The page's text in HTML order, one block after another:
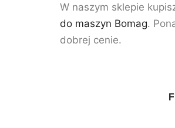
W naszym sklepie
do maszyn Bomag.
dobrej cenie.